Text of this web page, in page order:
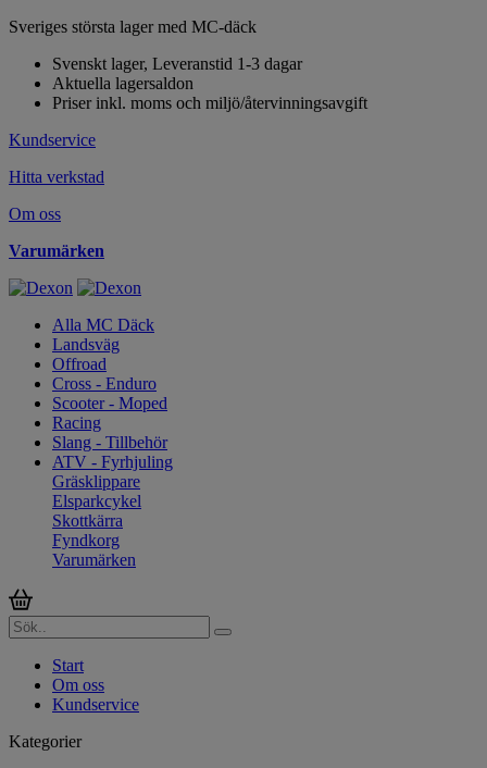
Sveriges största lager med MC-däck
Svenskt lager, Leveranstid 1-3 dagar
Aktuella lagersaldon
Priser inkl. moms och miljö/återvinningsavgift
Kundservice
Hitta verkstad
Om oss
Varumärken
Alla MC Däck
Landsväg
Offroad
Cross - Enduro
Scooter - Moped
Racing
Slang - Tillbehör
ATV - Fyrhjuling
Gräsklippare
Elsparkcykel
Skottkärra
Fyndkorg
Varumärken
Start
Om oss
Kundservice
Kategorier